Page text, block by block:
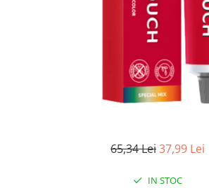
65,34 Lei37,99 Lei
IN STOC